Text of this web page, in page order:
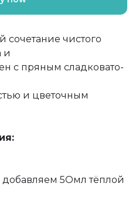
сочетание чистого
и
с пряным сладковато-
и цветочным
5Омл тёплой